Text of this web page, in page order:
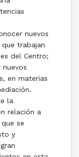
nuevos
trabajan
del Centro;
en materias
la
relación a
se
y